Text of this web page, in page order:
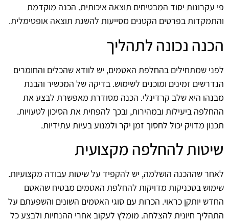
פי עקרונות יסוד המבטיחים תוצאה איכותית. הכנה מוקדמת
והתמקדות בפרטים הקטנים מסייעות להשגת תוצאה אופטימלית.
הכנה נכונה לתהליך
לפני שמתחילים בהחלפת האטמים, יש לוודא שהכלים והחומרים
הנדרשים זמינים ומוכנים לשימוש. בדיקה של המכשיר והבנת
מבנהו היא שלב קרדינלי. הכנה מסודרת מאפשרת לבצע את
ההחלפה ביעילות ובמהירות, ובכך להפחית את הסיכון לטעויות.
תכנון מדויק יכול לחסוך זמן יקר ולמנוע בעיות עתידיות.
שיטות להחלפה מקצועית
לאחר שההכנה הושלמה, יש להקפיד על שיטות עבודה מקצועיות.
שימוש בטכניקות מדויקות להחלפת האטמים מבטיח שהאטם
החדש יותקן כראוי. הכרות עם סוגי האטמים השונים והשפעתם על
התהליך חיונית להצלחה. מומלץ לעקוב אחרי ההנחיות ולבצע כל